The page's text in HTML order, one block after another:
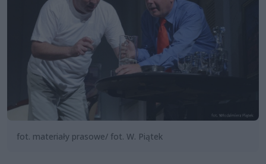
fot. materiały prasowe/ fot. W. Piątek